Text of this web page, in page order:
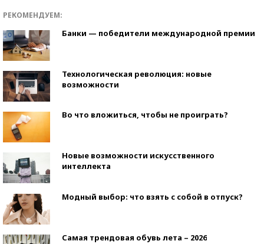
РЕКОМЕНДУЕМ:
Банки — победители международной премии
Технологическая революция: новые
возможности
Во что вложиться, чтобы не проиграть?
Новые возможности искусственного
интеллекта
Модный выбор: что взять с собой в отпуск?
Самая трендовая обувь лета – 2026